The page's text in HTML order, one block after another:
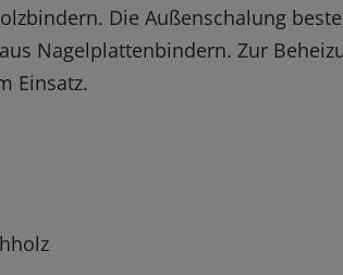
Die Außenschalung
Nagelplattenbindern. Zur
Einsatz.